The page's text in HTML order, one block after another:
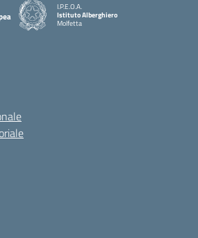
I.P.E.O.A.
Istituto Alberghiero
Molfetta